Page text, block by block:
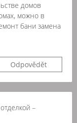
домов
можно в
бани замена
Odpovědět
–